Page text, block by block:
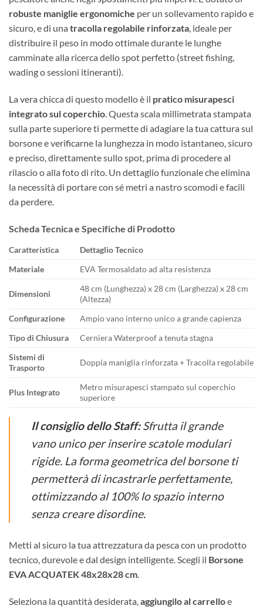
robuste maniglie ergonomiche per un sollevamento rapido e
sicuro, e di una tracolla regolabile rinforzata, ideale per
distribuire il peso in modo ottimale durante le lunghe
camminate alla ricerca dello spot perfetto (street fishing,
wading o sessioni itineranti).
La vera chicca di questo modello è il pratico misurapesci
integrato sul coperchio. Questa scala millimetrata stampata
sulla parte superiore ti permette di adagiare la tua cattura sul
borsone e verificarne la lunghezza in modo istantaneo, sicuro
e preciso, direttamente sullo spot, prima di procedere al
rilascio o alla foto di rito. Un dettaglio funzionale che elimina
la necessità di portare con sé metri a nastro scomodi e facili
da perdere.
Scheda Tecnica e Specifiche di Prodotto
Caratteristica
Dettaglio Tecnico
Materiale
EVA Termosaldato ad alta resistenza
Dimensioni
48 cm (Lunghezza) x 28 cm (Larghezza) x 28 cm
(Altezza)
Configurazione
Ampio vano interno unico a grande capienza
Tipo di Chiusura
Cerniera Waterproof a tenuta stagna
Sistemi di
Trasporto
Doppia maniglia rinforzata + Tracolla regolabile
Plus Integrato
Metro misurapesci stampato sul coperchio
superiore
Il consiglio dello Staff:Sfrutta il grande
vano unico per inserire scatole modulari
rigide. La forma geometrica del borsone ti
permetterà di incastrarle perfettamente,
ottimizzando al 100% lo spazio interno
senza creare disordine.
Metti al sicuro la tua attrezzatura da pesca con un prodotto
tecnico, durevole e dal design intelligente. Scegli il Borsone
EVA ACQUATEK 48x28x28 cm
Seleziona la quantità desiderata, aggiungilo al carrelloe